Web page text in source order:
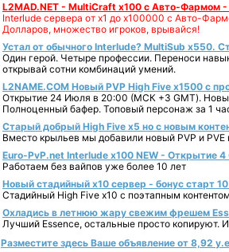
L2MAD.NET - MultiCraft x100 с Авто-Фармом
Interlude сервера от х1 до х100000 с Авто-
Долларов, множество игроков, врывайся!
Устал от обычного Interlude? MultiSub x550.
Один герой. Четыре профессии. Переноси
открывай сотни комбинаций умений.
L2NAME.COM Новый PVP High Five x1500 с
Открытие 24 Июля в 20:00 (МСК +3 GMT).
Полноценный бафер. Топовый персонаж за 1
Старый добрый High Five x5 но с новым
Вместо крыльев мы добавили новый PVP и PVE
Euro-PvP.net Interlude х100 NEW - Открытие 4
Работаем без вайпов уже более 10 лет
Новый стадийный х10 сервер - бонус старт
Стадийный High Five x10 с поэтапным
Охладись в летнюю жару свежим фрешем
Лучший Essence, остальные просто копируют.
Разместите здесь Ваше объявление от 8,92